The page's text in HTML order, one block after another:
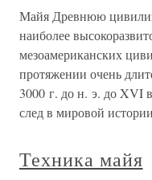
Майя Древнюю
наиболее
мезоамериканских
протяжении очень
3000 г. до н. э. до XVI
след в мировой истории
Техника майя